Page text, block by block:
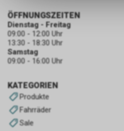
KATEGORIEN
Produkte
Fahrräder
Sale
ÖFFNUNGSZEITEN
Dienstag - Freitag
09:00 - 12:00 Uhr
13:30 - 18:30 Uhr
Samstag
09:00 - 16:00 Uhr